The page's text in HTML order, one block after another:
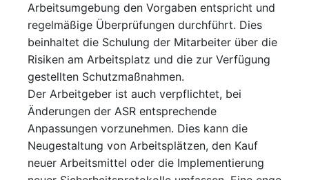
Arbeitsumgebung den Vorgaben entspricht und
regelmäßige Überprüfungen durchführt. Dies
beinhaltet die Schulung der Mitarbeiter über die
Risiken am Arbeitsplatz und die zur Verfügung
gestellten Schutzmaßnahmen.
Der Arbeitgeber ist auch verpflichtet, bei
Änderungen der ASR entsprechende
Anpassungen vorzunehmen. Dies kann die
Neugestaltung von Arbeitsplätzen, den Kauf
neuer Arbeitsmittel oder die Implementierung